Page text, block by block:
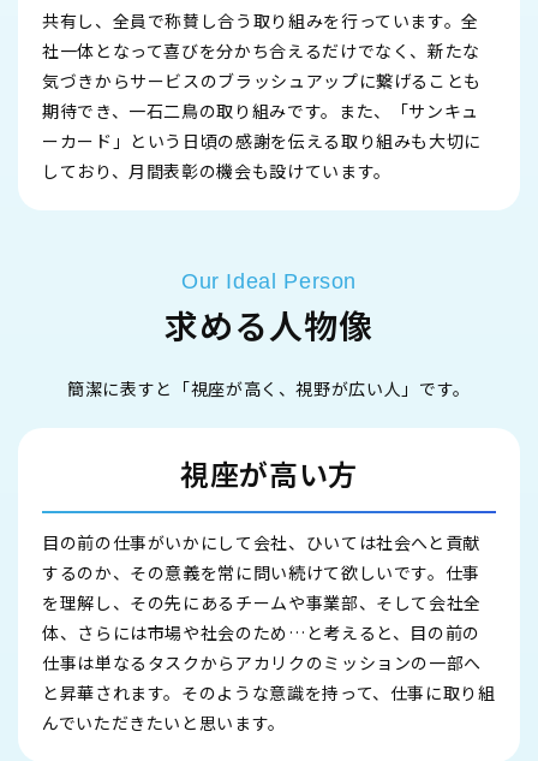
共有し、全員で称賛し合う取り組みを行っています。全
社一体となって喜びを分かち合えるだけでなく、新たな
気づきからサービスのブラッシュアップに繋げることも
期待でき、一石二鳥の取り組みです。また、「サンキュ
ーカード」という日頃の感謝を伝える取り組みも大切に
しており、月間表彰の機会も設けています。
Our Ideal Person
求める人物像
簡潔に表すと「視座が高く、視野が広い人」です。
視座が高い方
目の前の仕事がいかにして会社、ひいては社会へと貢献
するのか、その意義を常に問い続けて欲しいです。仕事
を理解し、その先にあるチームや事業部、そして会社全
体、さらには市場や社会のため…と考えると、目の前の
仕事は単なるタスクからアカリクのミッションの一部へ
と昇華されます。そのような意識を持って、仕事に取り組
んでいただきたいと思います。